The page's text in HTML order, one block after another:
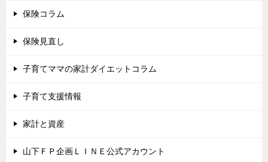
保険コラム
保険見直し
子育てママの家計ダイエットコラム
子育て支援情報
家計と資産
山下ＦＰ企画ＬＩＮＥ公式アカウント